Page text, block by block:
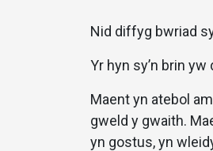
Nid diffyg bwriad
Yr hyn sy’n brin yw
Maent yn atebol
gweld y gwaith.
yn gostus, yn